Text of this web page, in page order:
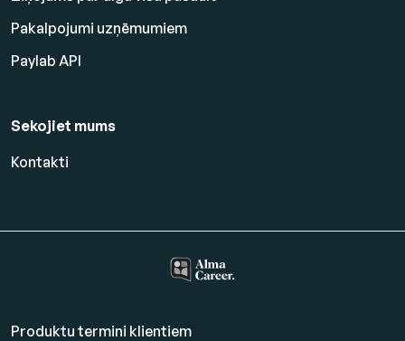
Pakalpojumi uzņēmumiem
Paylab API
Sekojiet mums
Kontakti
Produktu termini klientiem